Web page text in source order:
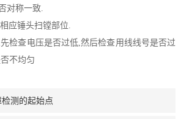
对称一致.
应锤头扫镗部位.
检查电压是否过低,然后检查用线线号是否过
不均匀
测的起始点